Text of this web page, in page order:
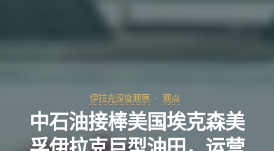
伊拉克深度观察 观点
中石油接棒美国埃克森美